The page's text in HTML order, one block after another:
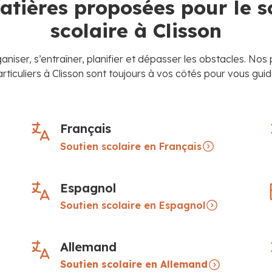
proposées pour le
scolaire à Clisson
s’entraîner, planifier et dépasser les obstacles.
à Clisson sont toujours à vos côtés pour vous
Français
Soutien scolaire en Français
Espagnol
Soutien scolaire en Espagnol
Allemand
Soutien scolaire en Allemand